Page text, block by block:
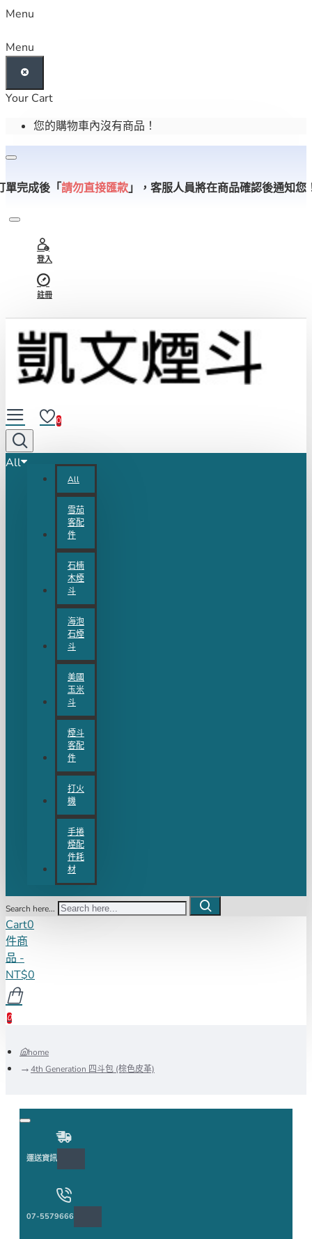
Menu
Menu
Your Cart
您的購物車內沒有商品！
單完成後「請勿直接匯款 」， 客服人員將在商品確認後通知您
登入
註冊
0
All
All
雪茄
客配
件
石楠
木煙
斗
海泡
石煙
斗
美國
玉米
斗
煙斗
客配
件
打火
機
手捲
煙配
件耗
材
Search here...
Cart0
件商
品 -
NT$0
0
home
4th Generation 四斗包 (棕色皮革)
運送資訊
07-5579666